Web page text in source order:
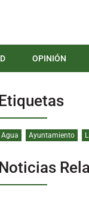
OPINIÓN
Agua Ayuntamiento